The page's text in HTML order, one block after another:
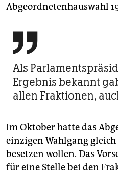
Abgeordnetenhauswahl

Als
Ergebnis bekannt
allen Fraktionen,
Im Oktober hatte das
einzigen Wahlgang
besetzen wollen. Das
für eine Stelle bei den